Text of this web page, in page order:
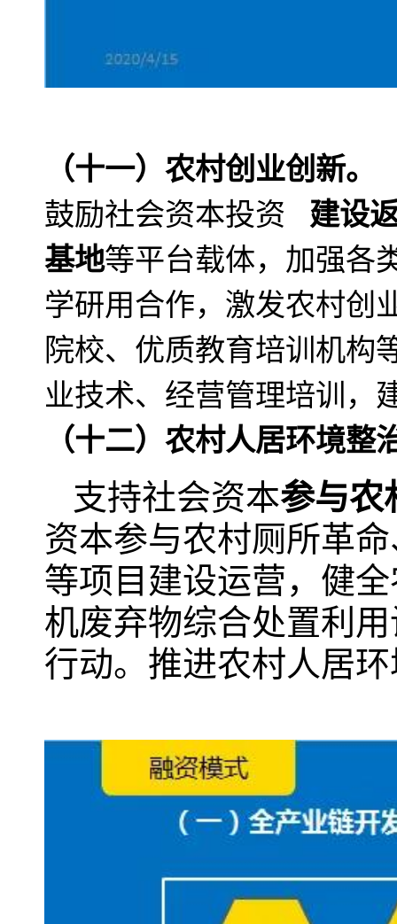
（十一）农村创业创新。
鼓励社会资本投资 建设
基地等平台载体，加强各
学研用合作，激发农村创
院校、优质教育培训机构
业技术、经营管理培训
（十二）农村人居环境整
支持社会资本参与农
资本参与农村厕所革
等项目建设运营，健
机废弃物综合处置利
行动。推进农村人居